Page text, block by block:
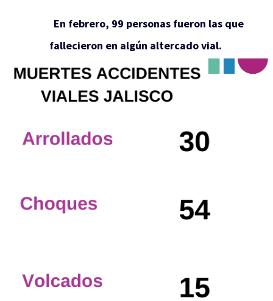
En febrero, 99 personas fueron las que
fallecieron en algún altercado vial.